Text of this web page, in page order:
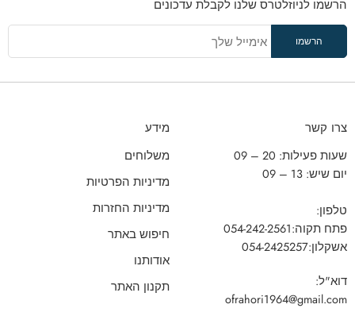
הרשמו לניוזלטרס שלנו לקבלת עדכונים
צרו קשר
שעות פעילות: 20 – 09
יום שיש: 13 – 09
טלפון:
פתח תקוה:054-242-2561
אשקלון:054-2425257
דוא"ל:
ofrahori1964@gmail.com
מידע
משלוחים
מדיניות הפרטיות
מדיניות החזרות
חיפוש באתר
אודותנו
תקנון האתר